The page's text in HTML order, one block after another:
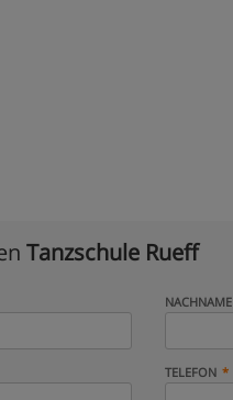
Tanzschule Rueff
NACHNAME
TELEFON